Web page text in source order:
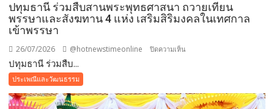
ปทุมธานี ร่วมสืบสานพระพุทธศาสนา ถวายเทียน
พรรษาและสังฆทาน 4 แห่ง เสริมสิริมงคลในเทศกาล
เข้าพรรษา
26/07/2026 @hotnewstimeonline ปิดความเห็น
ศาสนา
ปทุมธานี ร่วมสืบ...
ประเพณีและวัฒนธรรม